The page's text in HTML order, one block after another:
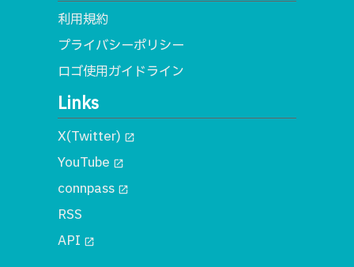
利用規約
プライバシーポリシー
ロゴ使用ガイドライン
Links
X(Twitter) open_in_new
YouTube open_in_new
connpass open_in_new
RSS
API open_in_new